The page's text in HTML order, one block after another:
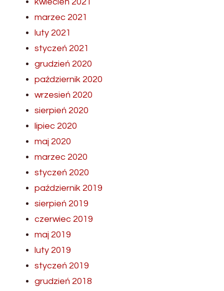
marzec 2021
luty 2021
styczeń 2021
grudzień 2020
październik 2020
wrzesień 2020
sierpień 2020
lipiec 2020
maj 2020
marzec 2020
styczeń 2020
październik 2019
sierpień 2019
czerwiec 2019
maj 2019
luty 2019
styczeń 2019
grudzień 2018